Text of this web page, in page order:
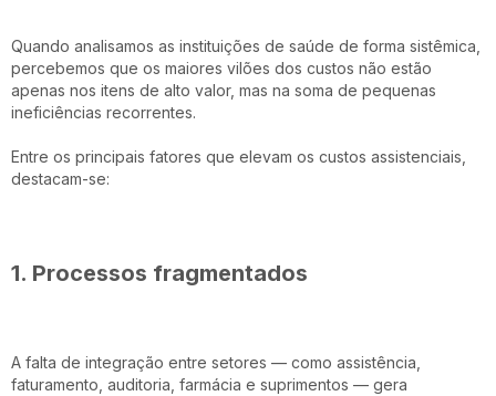
Quando analisamos as instituições de saúde de forma sistêmica,
percebemos que os maiores vilões dos custos não estão
apenas nos itens de alto valor, mas na soma de pequenas
ineficiências recorrentes.
Entre os principais fatores que elevam os custos assistenciais,
destacam-se:
1. Processos fragmentados
A falta de integração entre setores — como assistência,
faturamento, auditoria, farmácia e suprimentos — gera